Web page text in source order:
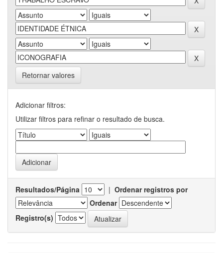
Retornar valores
Adicionar filtros:
Utilizar filtros para refinar o resultado de busca.
Resultados/Página | Ordenar registros por
Ordenar
Registro(s)